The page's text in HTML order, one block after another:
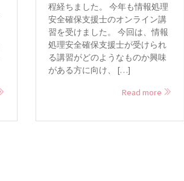
程経ちました。 今年も情報処理
安全確保支援士のオンライン講
習を受けました。 今回は、情報
処理安全確保支援士が受けられ
る講習がどのようなものか興味
がある方に向け、 […]
Read more